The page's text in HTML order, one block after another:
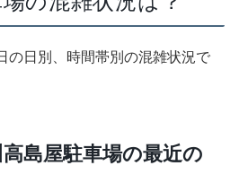
の日別、時間帯別の混雑状況で
島屋駐車場の最近の